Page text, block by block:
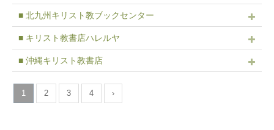
■ 北九州キリスト教ブックセンター
■ キリスト教書店ハレルヤ
■ 沖縄キリスト教書店
1 2 3 4 ›